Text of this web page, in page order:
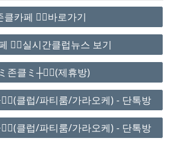
클카페 ❤️‍🔥바로가기
❤️‍🔥실시간클럽뉴스 보기
존클ミ┼❤️‍🔥(제휴방)
클럽/파티룸/가라오케) - 단톡방
클럽/파티룸/가라오케) - 단톡방